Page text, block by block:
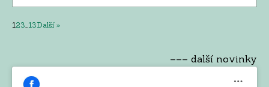
1 23 13Další »
––– další novinky